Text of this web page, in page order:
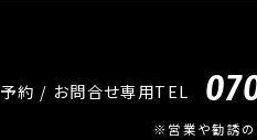
予約 / お問合せ専用TEL
※営業や勧誘の